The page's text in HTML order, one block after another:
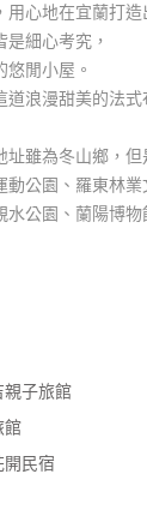
心地在宜蘭打造
細心考究，
閒小屋。
浪漫甜美的法式
址雖為冬山鄉，
公園、羅東林業
公園、蘭陽博物
親子旅館
館
開民宿